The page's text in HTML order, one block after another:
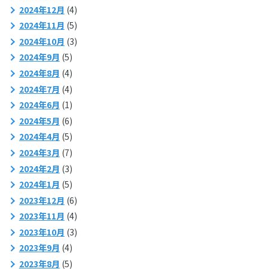
2024年12月 (4)
2024年11月 (5)
2024年10月 (3)
2024年9月 (5)
2024年8月 (4)
2024年7月 (4)
2024年6月 (1)
2024年5月 (6)
2024年4月 (5)
2024年3月 (7)
2024年2月 (3)
2024年1月 (5)
2023年12月 (6)
2023年11月 (4)
2023年10月 (3)
2023年9月 (4)
2023年8月 (5)